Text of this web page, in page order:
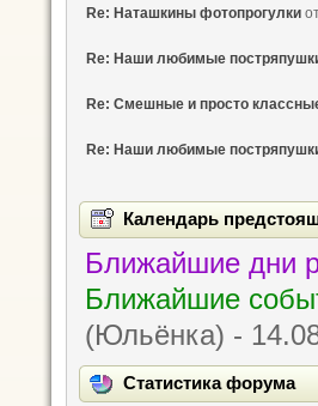
Re: Наташкины фотопрогулки
Re: Наши любимые
Re: Смешные и просто
Re: Наши любимые
Календарь
Ближайшие дни
Ближайшие
(Юльёнка) -
Статистика форума